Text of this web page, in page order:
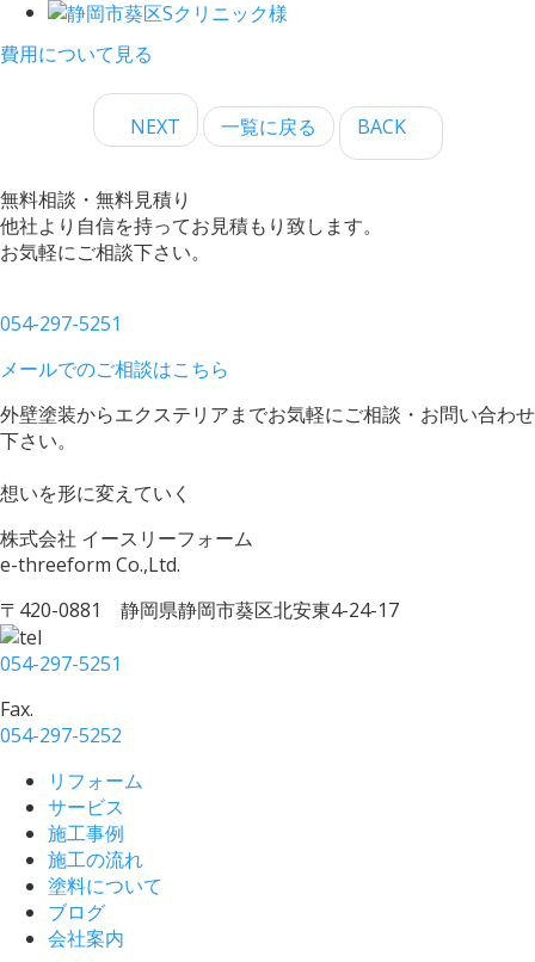
費用について見る
NEXT 一覧に戻る BACK
無料相談・無料見積り
他社より自信を持ってお見積もり致します。
お気軽にご相談下さい。
054-297-5251
メールでのご相談はこちら
外壁塗装からエクステリアまでお気軽にご相談・お問い合わせ
下さい。
想いを形に変えていく
株式会社 イースリーフォーム
e-threeform Co.,Ltd.
〒420-0881 静岡県静岡市葵区北安東4-24-17
054-297-5251
Fax.
054-297-5252
リフォーム
サービス
施工事例
施工の流れ
塗料について
ブログ
会社案内